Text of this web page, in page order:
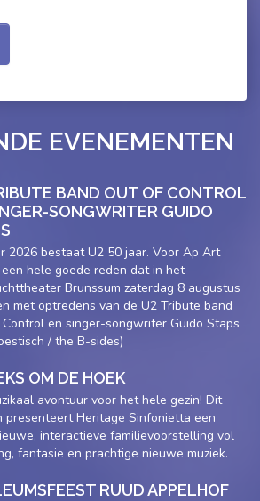
EVENEMENTEN
BAND OUT OF CONTROL
SONGWRITER GUIDO
2026 bestaat U2 50 jaar. Voor Ap Art
hele goede reden dat in het
Brunssum zaterdag 8 augustus
met optredens van de U2 Tribute band
en singer-songwriter Guido Staps
/ the B-sides)
OM DE HOEK
avontuur voor het hele gezin! Dit
presenteert Heritage Sinfonietta een
interactieve familievoorstelling vol
fantasie en prachtige nieuwe muziek.
RUUD APPELHOF